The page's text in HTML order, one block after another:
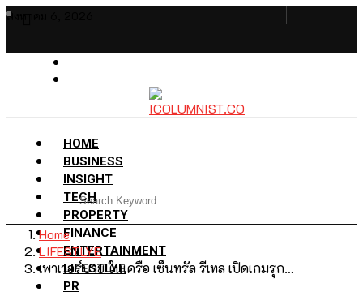
สิงหาคม 6, 2026
HOME
BUSINESS
INSIGHT
TECH
PROPERTY
FINANCE
ENTERTAINMENT
LIFESTLYE
PR
Home
LIFESTLYE
เพาเวอร์บาย ในเครือ เซ็นทรัล รีเทล เปิดเกมรุก…